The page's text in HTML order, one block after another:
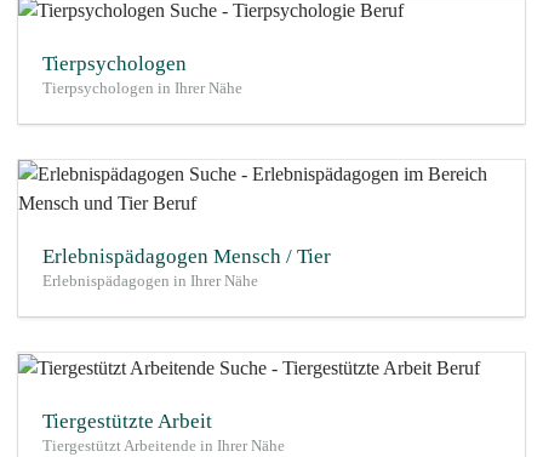
Tierpsychologen
Tierpsychologen in Ihrer Nähe
Erlebnispädagogen Mensch / Tier
Erlebnispädagogen in Ihrer Nähe
Tiergestützte Arbeit
Tiergestützt Arbeitende in Ihrer Nähe